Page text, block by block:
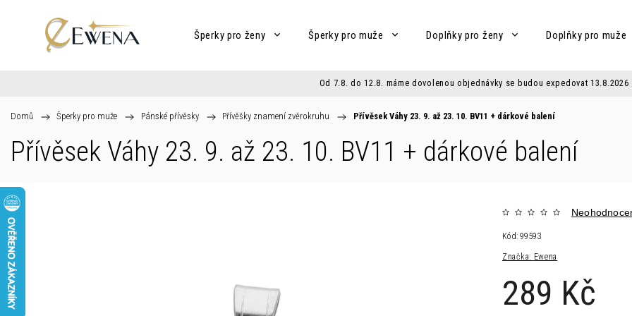
Šperky pro ženy Šperky pro muže Doplňky pro ženy Doplňky pro muže
Od 7.8. do 12.8. máme dovolenou objednávky se budou expedovat 13.8.2026
Domů / Šperky pro muže / Pánské přívěsky / Přívěšky znamení zvěrokruhu / Přívěsek Váhy 23. 9. až 23. 10. BV11 + dárkové balení
Přívěsek Váhy 23. 9. až 23. 10. BV11 + dárkové balení
Značka: Ewena
289 Kč
Kód: 99593